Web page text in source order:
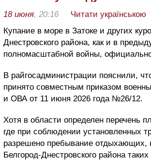
18 июня, 20:16
Читати українською
Купание в море в Затоке и других
Днестровского района, как и в
полномасштабной войны,
В райгосадминистрации пояснили,
принято совместным приказом
и ОВА от 11 июня 2026 года №26/12.
Хотя в области определен перечень
где при соблюдении установленных
разрешено пребывание отдыхающих,
Белгород-Днестровского района таких